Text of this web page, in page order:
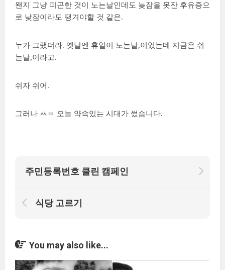
왠지 그냥 피곤한 것이 노는날인데도 늦잠을 못잔 후유증으
로 낮잠이라도 땡겨야할 것 같은.
누가 그랬더라. 옛날엔 휴일이 노는날,이었는데 지금은 쉬
는날,이라고.
쉬자 쉬어.
그러나 ㅆㅂ 오늘 약속있는 시대가 썼습니다.
주민등록번호 클린 캠페인
식당 고르기
You may also like...